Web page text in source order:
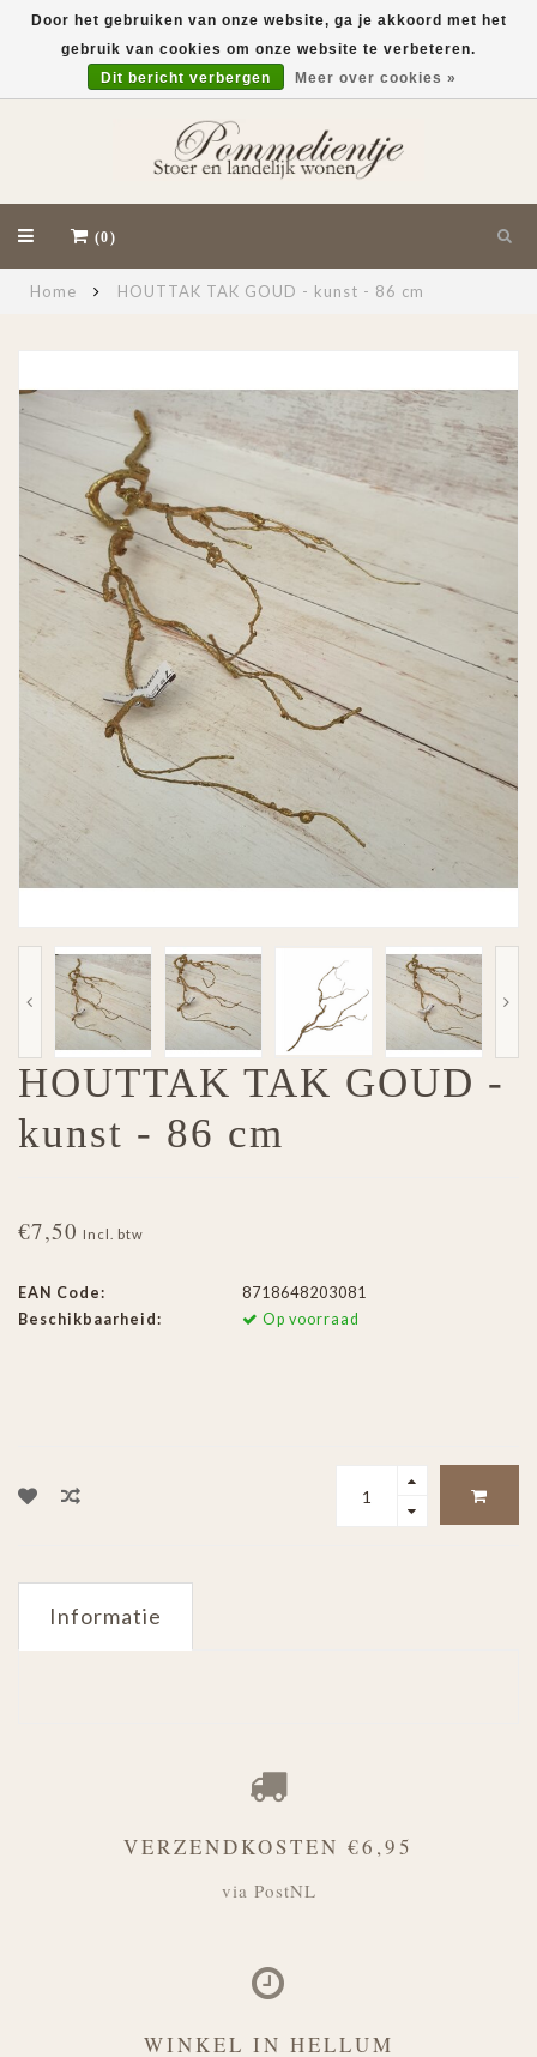
(0)
Home HOUTTAK TAK GOUD - kunst - 86 cm
HOUTTAK TAK GOUD -
kunst - 86 cm
€7,50 Incl. btw
EAN Code:
8718648203081
Beschikbaarheid:
Op voorraad
Informatie
Door het gebruiken van onze website, ga je akkoord met het
gebruik van cookies om onze website te verbeteren.
Dit bericht verbergen
Meer over cookies »
VERZENDKOSTEN €6,95
via PostNL
WINKEL IN HELLUM